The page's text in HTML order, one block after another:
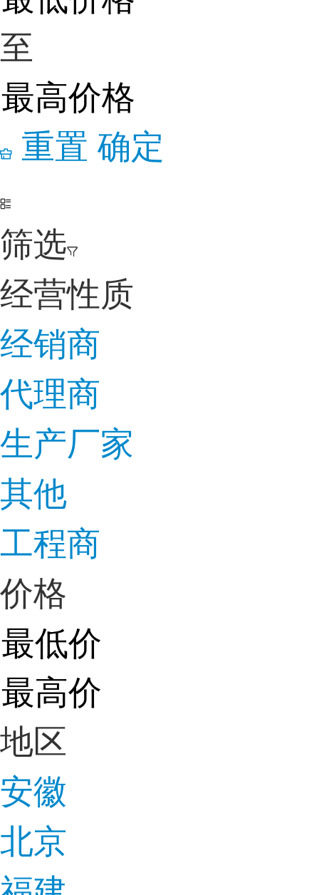
至
重置 确定
筛选
经营性质
经销商
代理商
生产厂家
其他
工程商
价格
地区
安徽
北京